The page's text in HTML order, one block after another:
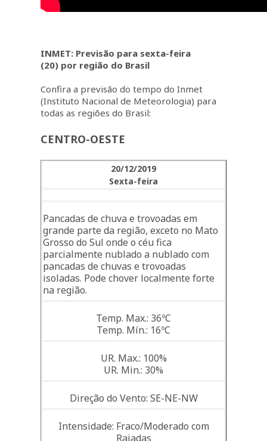
INMET: Previsão para sexta-feira
(20) por região do Brasil
Confira a previsão do tempo do Inmet
(Instituto Nacional de Meteorologia) para
todas as regiões do Brasil:
CENTRO-OESTE
20/12/2019
Sexta-feira
Pancadas de chuva e trovoadas em
grande parte da região, exceto no Mato
Grosso do Sul onde o céu fica
parcialmente nublado a nublado com
pancadas de chuvas e trovoadas
isoladas. Pode chover localmente forte
na região.
Temp. Max.: 36ºC
Temp. Mín.: 16ºC
UR. Max.: 100%
UR. Min.: 30%
Direção do Vento: SE-NE-NW
Intensidade: Fraco/Moderado com
Rajadas